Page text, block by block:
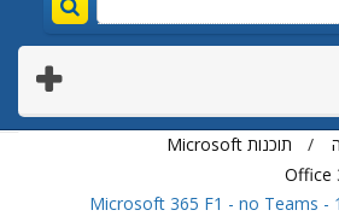
תוכנות Microsoft
Office
Microsoft 365 F1 - no Teams -